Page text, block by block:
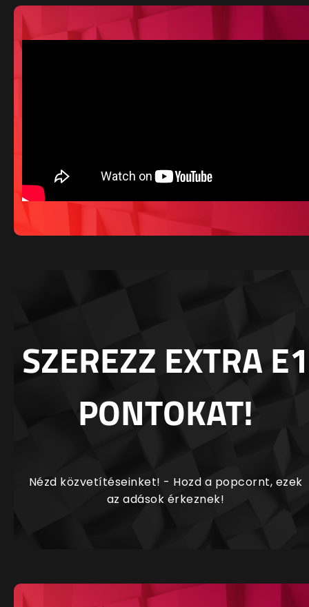
SZEREZZ EXTRA E1
PONTOKAT!
Nézd közvetítéseinket! - Hozd a popcornt, ezek
az adások érkeznek!